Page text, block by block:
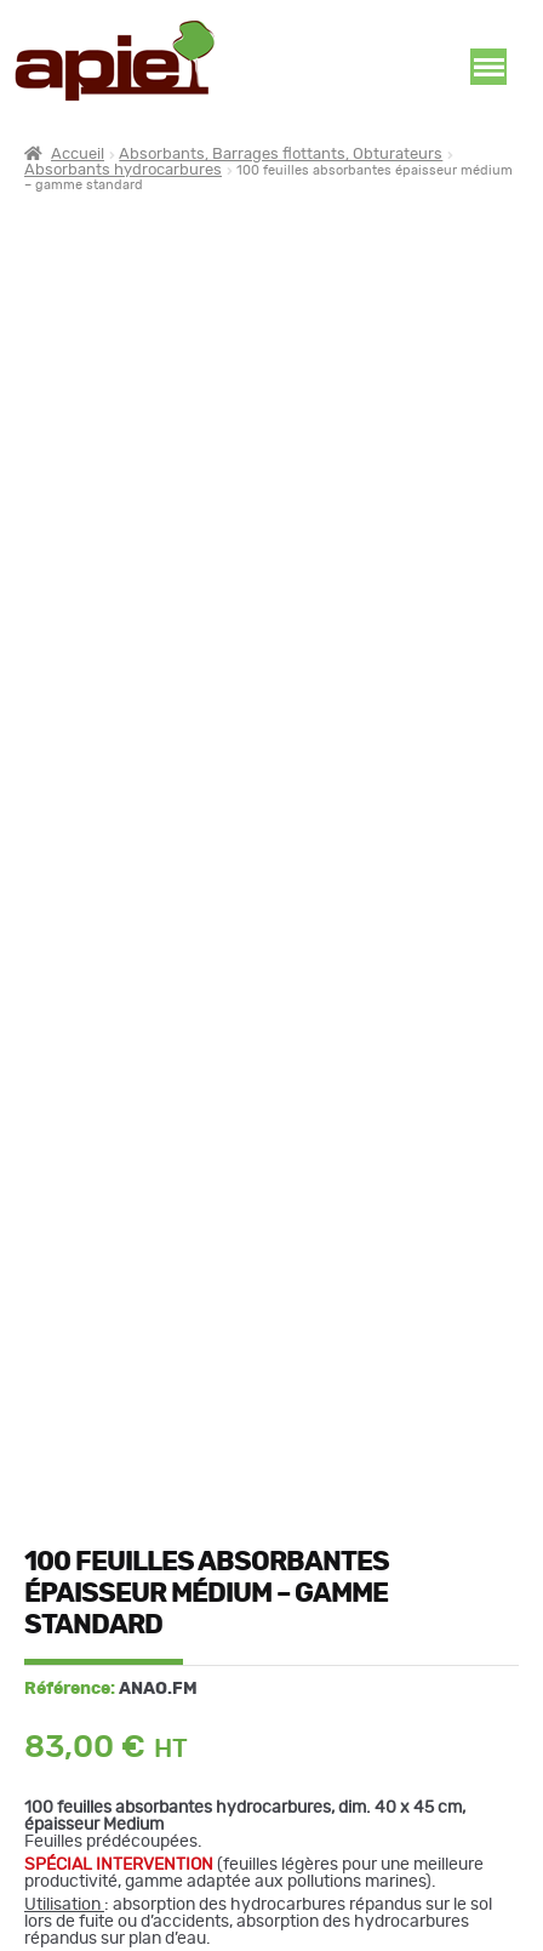
Accueil
Absorbants, Barrages flottants, Obturateurs
Absorbants hydrocarbures
100 feuilles absorbantes épaisseur médium
– gamme standard
100 FEUILLES ABSORBANTES
ÉPAISSEUR MÉDIUM – GAMME
STANDARD
Référence: ANAO.FM
83,00 €
100 feuilles absorbantes hydrocarbures, dim. 40 x 45 cm,
épaisseur Medium
Feuilles prédécoupées.
S PÉCIAL INTERVENTION (feuilles légères pour une meilleure
productivité, gamme adaptée aux pollutions marines).
Utilisation : absorption des hydrocarbures répandus sur le sol
lors de fuite ou d’accidents, absorption des hydrocarbures
répandus sur plan d’eau.